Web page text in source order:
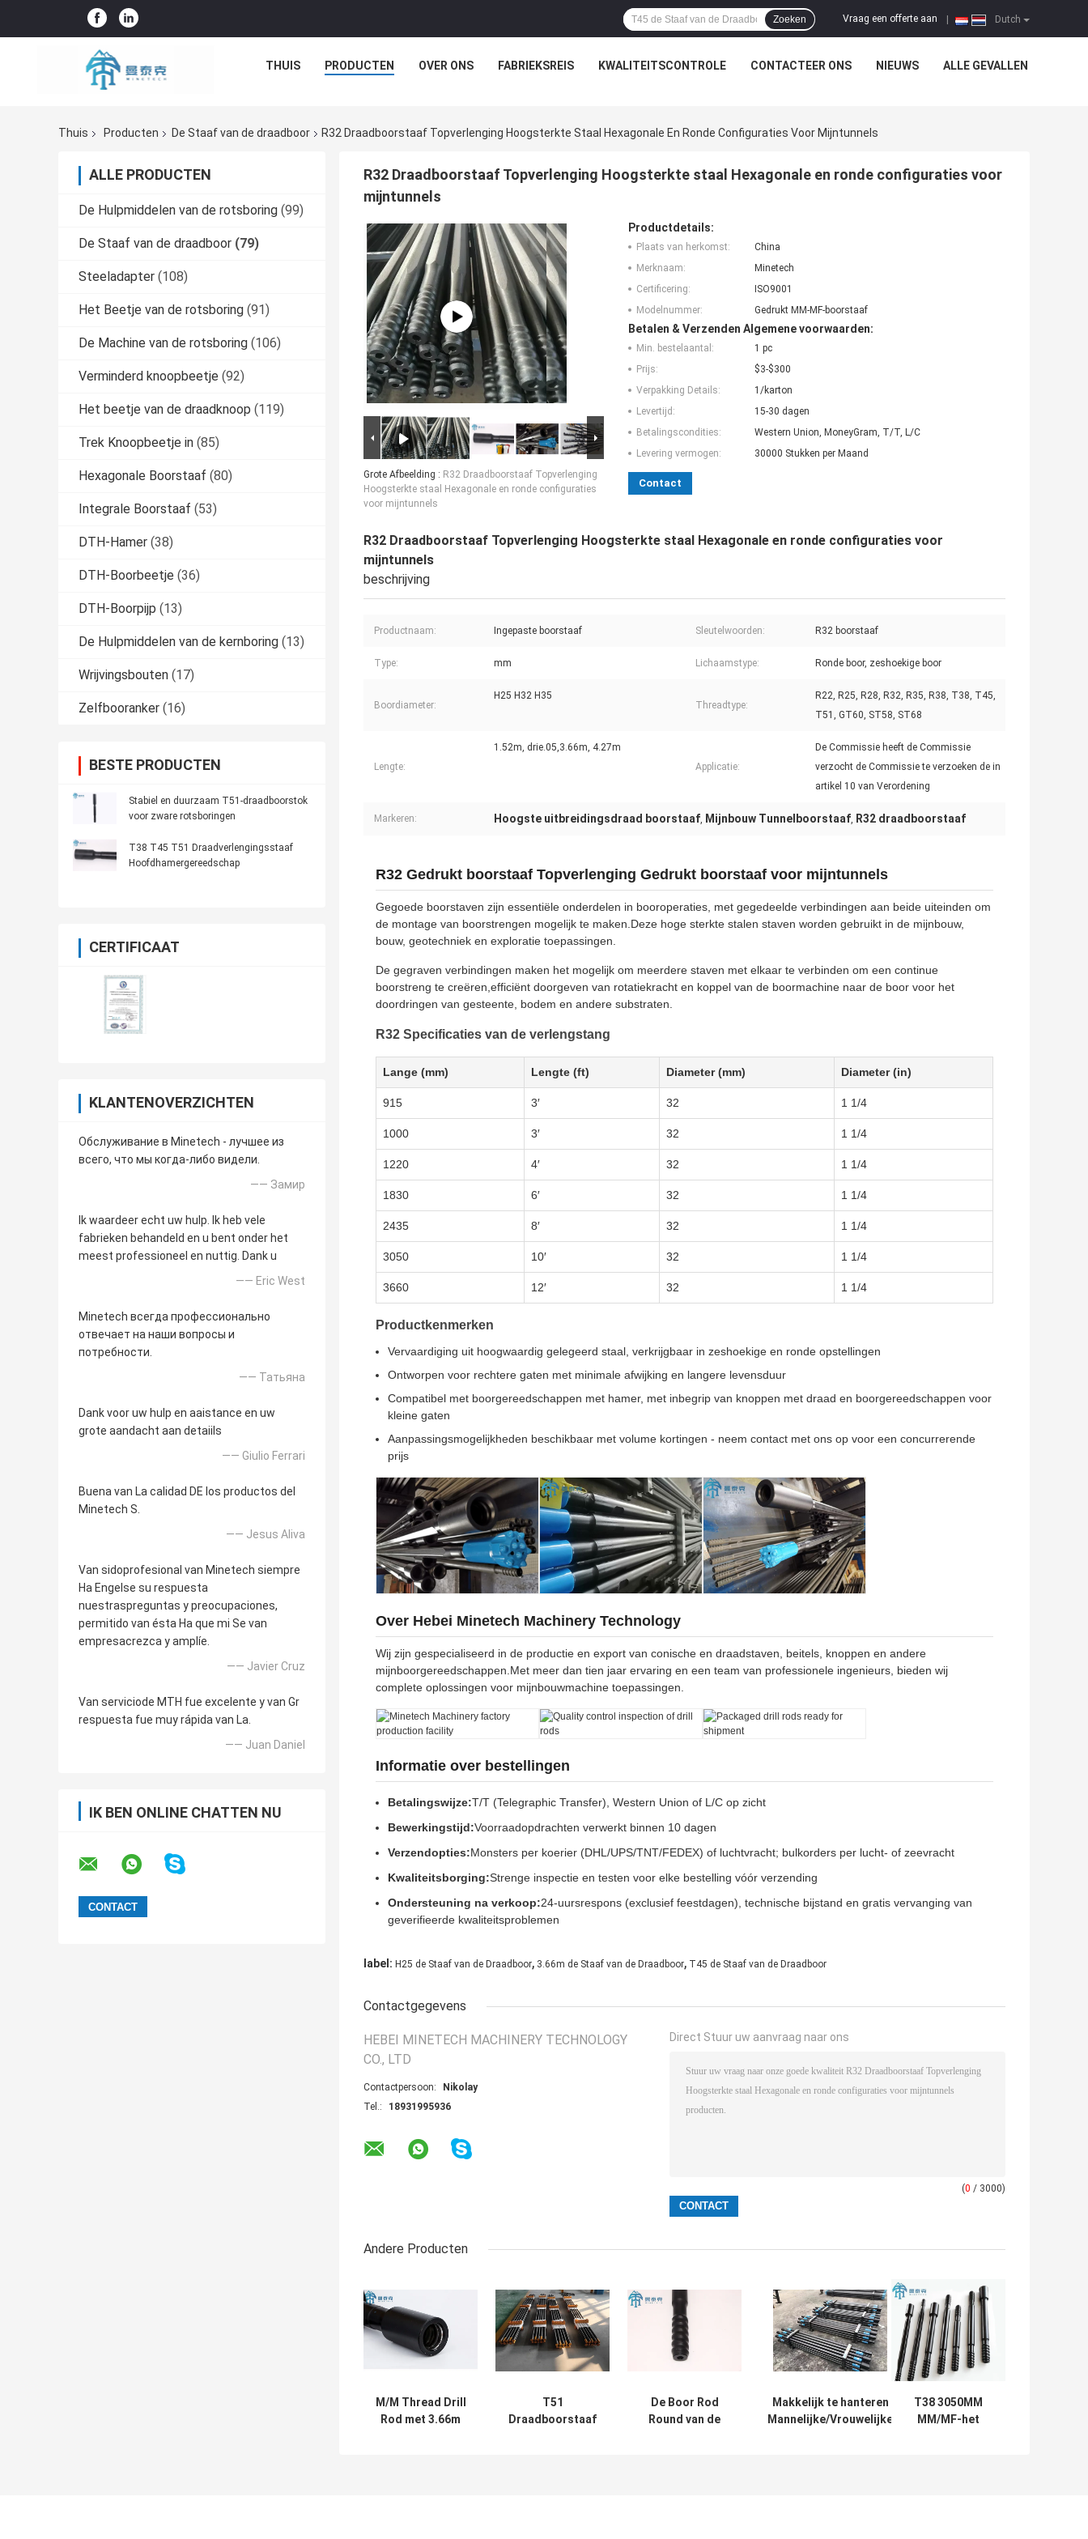
Dutch
Vraag een offerte aan
Zoeken
THUIS PRODUCTEN OVER ONS FABRIEKSREIS KWALITEITSCONTROLE CONTACTEER ONS NIEUWS ALLE GEVALLEN
Thuis Producten De Staaf van de draadboor R32 Draadboorstaaf Topverlenging Hoogsterkte Staal Hexagonale En Ronde Configuraties Voor Mijntunnels
ALLE PRODUCTEN
De Hulpmiddelen van de rotsboring (99)
De Staaf van de draadboor (79)
Steeladapter (108)
Het Beetje van de rotsboring (91)
De Machine van de rotsboring (106)
Verminderd knoopbeetje (92)
Het beetje van de draadknoop (119)
Trek Knoopbeetje in (85)
Hexagonale Boorstaaf (80)
Integrale Boorstaaf (53)
DTH-Hamer (38)
DTH-Boorbeetje (36)
DTH-Boorpijp (13)
De Hulpmiddelen van de kernboring (13)
Wrijvingsbouten (17)
Zelfbooranker (16)
BESTE PRODUCTEN
Stabiel en duurzaam T51-draadboorstok
voor zware rotsboringen
T38 T45 T51 Draadverlengingsstaaf
Hoofdhamergereedschap
CERTIFICAAT
KLANTENOVERZICHTEN
Обслуживание в Minetech - лучшее из
всего, что мы когда-либо видели.
—— Замир
Ik waardeer echt uw hulp. Ik heb vele
fabrieken behandeld en u bent onder het
meest professioneel en nuttig. Dank u
—— Eric West
Minetech всегда профессионально
отвечает на наши вопросы и
потребности.
—— Татьяна
Dank voor uw hulp en aaistance en uw
grote aandacht aan detaiils
—— Giulio Ferrari
Buena van La calidad DE los productos del
Minetech S.
—— Jesus Aliva
Van sidoprofesional van Minetech siempre
Ha Engelse su respuesta
nuestraspreguntas y preocupaciones,
permitido van ésta Ha que mi Se van
empresacrezca y amplíe.
—— Javier Cruz
Van serviciode MTH fue excelente y van Gr
respuesta fue muy rápida van La.
—— Juan Daniel
IK BEN ONLINE CHATTEN NU
R32 Draadboorstaaf Topverlenging Hoogsterkte staal Hexagonale en ronde configuraties voor
mijntunnels
Grote Afbeelding : R32 Draadboorstaaf Topverlenging
Hoogsterkte staal Hexagonale en ronde configuraties
voor mijntunnels
Productdetails:
Plaats van herkomst:
China
Merknaam:
Minetech
Certificering:
ISO9001
Modelnummer:
Gedrukt MM-MF-boorstaaf
Betalen & Verzenden Algemene voorwaarden:
Min. bestelaantal:
1 pc
Prijs:
$3-$300
Verpakking Details:
1/karton
Levertijd:
15-30 dagen
Betalingscondities:
Western Union, MoneyGram, T/T, L/C
Levering vermogen:
30000 Stukken per Maand
Contact
R32 Draadboorstaaf Topverlenging Hoogsterkte staal Hexagonale en ronde configuraties voor
mijntunnels
beschrijving
Productnaam: Ingepaste boorstaaf Sleutelwoorden: R32 boorstaaf
Type: mm Lichaamstype: Ronde boor, zeshoekige boor
Boordiameter:
H25 H32 H35
Threadtype:
R22, R25, R28, R32, R35, R38, T38, T45,
T51, GT60, ST58, ST68
Lengte:
1.52m, drie.05,3.66m, 4.27m
Applicatie:
De Commissie heeft de Commissie
verzocht de Commissie te verzoeken de in
artikel 10 van Verordening
Markeren: Hoogste uitbreidingsdraad boorstaaf, Mijnbouw Tunnelboorstaaf, R32 draadboorstaaf
R32 Gedrukt boorstaaf Topverlenging Gedrukt boorstaaf voor mijntunnels
Gegoede boorstaven zijn essentiële onderdelen in booroperaties, met gegedeelde verbindingen aan beide uiteinden om
de montage van boorstrengen mogelijk te maken.Deze hoge sterkte stalen staven worden gebruikt in de mijnbouw,
bouw, geotechniek en exploratie toepassingen.
De gegraven verbindingen maken het mogelijk om meerdere staven met elkaar te verbinden om een continue
boorstreng te creëren,efficiënt doorgeven van rotatiekracht en koppel van de boormachine naar de boor voor het
doordringen van gesteente, bodem en andere substraten.
R32 Specificaties van de verlengstang
Lange (mm) Lengte (ft) Diameter (mm) Diameter (in)
915 3′ 32 1 1/4
1000 3′ 32 1 1/4
1220 4′ 32 1 1/4
1830 6′ 32 1 1/4
2435 8′ 32 1 1/4
3050 10′ 32 1 1/4
3660 12′ 32 1 1/4
Productkenmerken
Vervaardiging uit hoogwaardig gelegeerd staal, verkrijgbaar in zeshoekige en ronde opstellingen
Ontworpen voor rechtere gaten met minimale afwijking en langere levensduur
Compatibel met boorgereedschappen met hamer, met inbegrip van knoppen met draad en boorgereedschappen voor
kleine gaten
Aanpassingsmogelijkheden beschikbaar met volume kortingen - neem contact met ons op voor een concurrerende
prijs
Over Hebei Minetech Machinery Technology
Wij zijn gespecialiseerd in de productie en export van conische en draadstaven, beitels, knoppen en andere
mijnboorgereedschappen.Met meer dan tien jaar ervaring en een team van professionele ingenieurs, bieden wij
complete oplossingen voor mijnbouwmachine toepassingen.
Informatie over bestellingen
Betalingswijze:T/T (Telegraphic Transfer), Western Union of L/C op zicht
Bewerkingstijd:Voorraadopdrachten verwerkt binnen 10 dagen
Verzendopties:Monsters per koerier (DHL/UPS/TNT/FEDEX) of luchtvracht; bulkorders per lucht- of zeevracht
Kwaliteitsborging:Strenge inspectie en testen voor elke bestelling vóór verzending
Ondersteuning na verkoop:24-uursrespons (exclusief feestdagen), technische bijstand en gratis vervanging van
geverifieerde kwaliteitsproblemen
label: H25 de Staaf van de Draadboor, 3.66m de Staaf van de Draadboor, T45 de Staaf van de Draadboor
Contactgegevens
HEBEI MINETECH MACHINERY TECHNOLOGY
CO., LTD
Contactpersoon:
Nikolay
Tel.:
18931995936
Direct Stuur uw aanvraag naar ons
(0 / 3000)
Andere Producten
M/M Thread Drill
Rod met 3.66m
T51
Draadboorstaaf
De Boor Rod
Round van de
Makkelijk te hanteren
Mannelijke/Vrouwelijke
T38 3050MM
MM/MF-het